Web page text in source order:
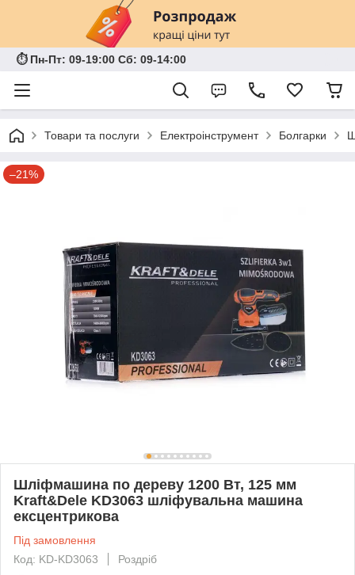
⏱ Пн-Пт: 09-19:00 Сб: 09-14:00
Товари та послуги Електроінструмент Болгарки
–21%
Шліфмашина по дереву 1200 Вт, 125 мм
Kraft&Dele KD3063 шліфувальна машина
ексцентрикова
Під замовлення
Код: KD-KD3063
Роздріб